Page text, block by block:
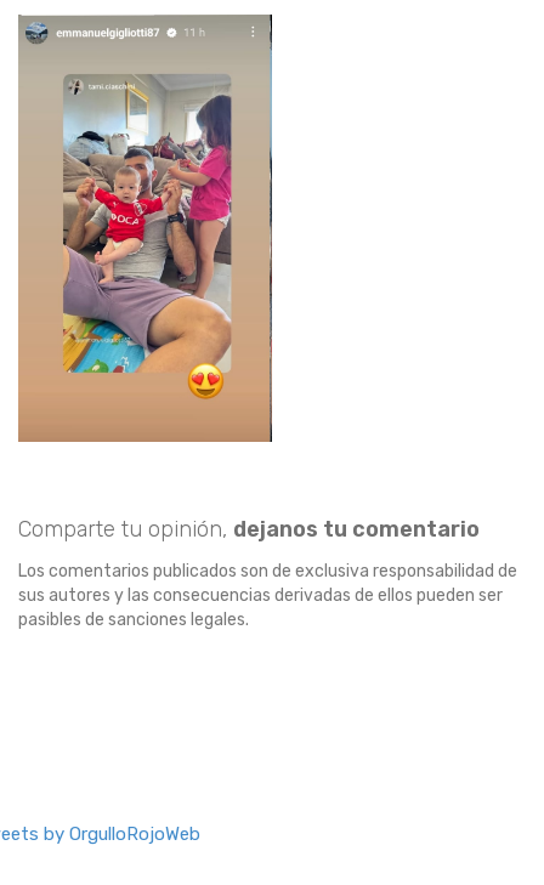
Comparte tu opinión, dejanos tu comentario
Los comentarios publicados son de exclusiva responsabilidad de
sus autores y las consecuencias derivadas de ellos pueden ser
pasibles de sanciones legales.
by OrgulloRojoWeb